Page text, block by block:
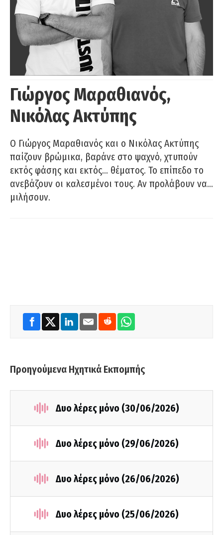
Γιώργος Μαραθιανός,
Νικόλας Ακτύπης
Ο Γιώργος Μαραθιανός και ο Νικόλας Ακτύπης
παίζουν βρώμικα, βαράνε στο ψαχνό, χτυπούν
εκτός φάσης και εκτός… θέματος. Το επίπεδο το
ανεβάζουν οι καλεσμένοι τους. Αν προλάβουν να…
μιλήσουν.
Προηγούμενα Ηχητικά Εκπομπής
Δυο λέρες μόνο (30/06/2026)
Δυο λέρες μόνο (29/06/2026)
Δυο λέρες μόνο (26/06/2026)
Δυο λέρες μόνο (25/06/2026)